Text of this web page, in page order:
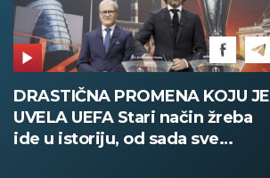
POŽAR U VRTIĆU NA VOŽDOVCU
Deca i zaposleni evakuisani